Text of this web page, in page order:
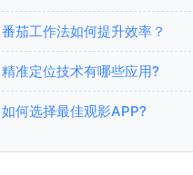
番茄工作法如何提升效率？
精准定位技术有哪些应用?
如何选择最佳观影APP?